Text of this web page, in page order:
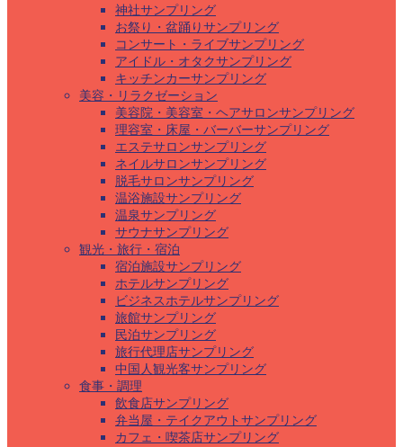
神社サンプリング
お祭り・盆踊りサンプリング
コンサート・ライブサンプリング
アイドル・オタクサンプリング
キッチンカーサンプリング
美容・リラクゼーション
美容院・美容室・ヘアサロンサンプリング
理容室・床屋・バーバーサンプリング
エステサロンサンプリング
ネイルサロンサンプリング
脱毛サロンサンプリング
温浴施設サンプリング
温泉サンプリング
サウナサンプリング
観光・旅行・宿泊
宿泊施設サンプリング
ホテルサンプリング
ビジネスホテルサンプリング
旅館サンプリング
民泊サンプリング
旅行代理店サンプリング
中国人観光客サンプリング
食事・調理
飲食店サンプリング
弁当屋・テイクアウトサンプリング
カフェ・喫茶店サンプリング